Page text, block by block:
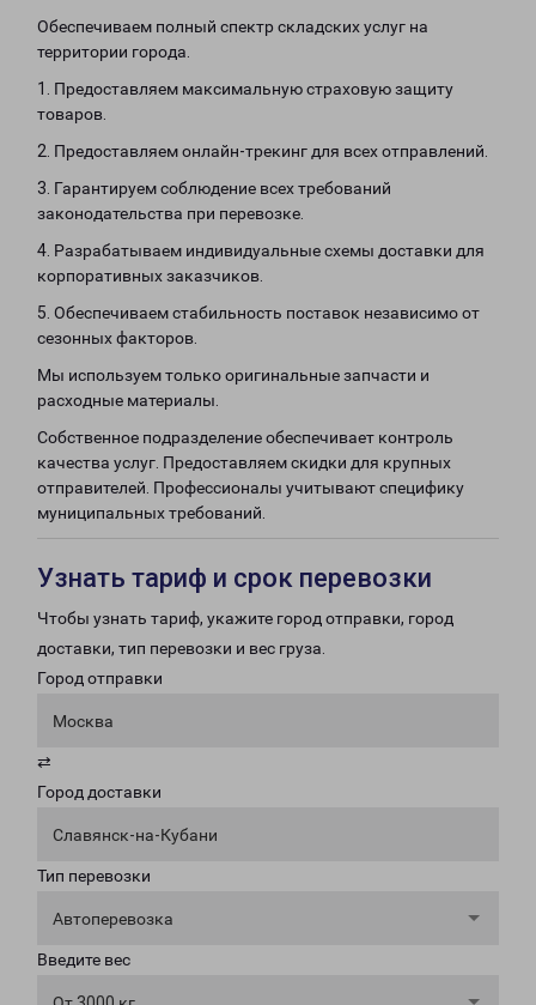
Обеспечиваем полный спектр складских услуг на
территории города.
1. Предоставляем максимальную страховую защиту
товаров.
2. Предоставляем онлайн-трекинг для всех отправлений.
3. Гарантируем соблюдение всех требований
законодательства при перевозке.
4. Разрабатываем индивидуальные схемы доставки для
корпоративных заказчиков.
5. Обеспечиваем стабильность поставок независимо от
сезонных факторов.
Мы используем только оригинальные запчасти и
расходные материалы.
Собственное подразделение обеспечивает контроль
качества услуг. Предоставляем скидки для крупных
отправителей. Профессионалы учитывают специфику
муниципальных требований.
Узнать тариф и срок перевозки
Чтобы узнать тариф, укажите город отправки, город
доставки, тип перевозки и вес груза.
Город отправки
Москва
⇄
Город доставки
Славянск-на-Кубани
Тип перевозки
Автоперевозка
Введите вес